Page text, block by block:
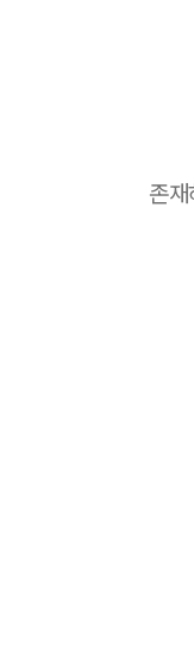
존